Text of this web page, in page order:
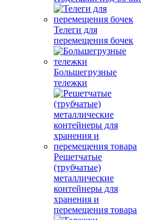
Телеги для
перемещения бочек
Большегрузные
тележки
Решетчатые
(трубчатые)
металлические
контейнеры для
хранения и
перемещения товара